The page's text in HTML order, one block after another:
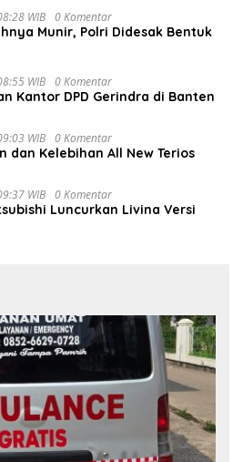
WIB 0 Komentar
Munir, Polri Didesak Bentuk
WIB 0 Komentar
Kantor DPD Gerindra di Banten
WIB 0 Komentar
dan Kelebihan All New Terios
WIB 0 Komentar
Luncurkan Livina Versi